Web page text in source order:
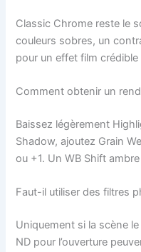
Classic Chrome reste le
couleurs sobres, un
pour un effet film
Comment obtenir un
Baissez légèrement
Shadow, ajoutez Grain
ou +1. Un WB Shift
Faut-il utiliser des filtres
Uniquement si la scène
ND pour l’ouverture